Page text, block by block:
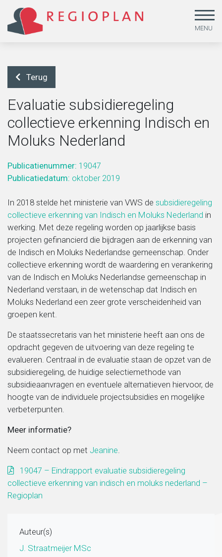
Arbeid en sociale zekerheid
Leefstijl en duurzaamheid
Migratie, integratie en diversiteit
Onderwijs
Ouderen
Sociaal domein
Veiligheid en recht
Beleidsonderzoek
Dataoplossingen
Missie
Werken bij
MENU
Terug
Evaluatie subsidieregeling
collectieve erkenning Indisch en
Moluks Nederland
Publicatienummer: 19047
Publicatiedatum: oktober 2019
In 2018 stelde het ministerie van VWS de subsidieregeling
collectieve erkenning van Indisch en Moluks Nederland in
werking. Met deze regeling worden op jaarlijkse basis
projecten gefinancierd die bijdragen aan de erkenning van
de Indisch en Moluks Nederlandse gemeenschap. Onder
collectieve erkenning wordt de waardering en verankering
van de Indisch en Moluks Nederlandse gemeenschap in
Nederland verstaan, in de wetenschap dat Indisch en
Moluks Nederland een zeer grote verscheidenheid van
groepen kent.
De staatssecretaris van het ministerie heeft aan ons de
opdracht gegeven de uitvoering van deze regeling te
evalueren. Centraal in de evaluatie staan de opzet van de
subsidieregeling, de huidige selectiemethode van
subsidieaanvragen en eventuele alternatieven hiervoor, de
hoogte van de individuele projectsubsidies en mogelijke
verbeterpunten.
Meer informatie?
Neem contact op met Jeanine.
19047 – Eindrapport evaluatie subsidieregeling
collectieve erkenning van indisch en moluks nederland –
Regioplan
Auteur(s)
J. Straatmeijer MSc